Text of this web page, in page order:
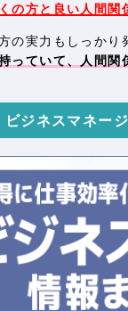
の方と良い人間関
実力もしっかり
っていて、人間関
ビジネスマネー